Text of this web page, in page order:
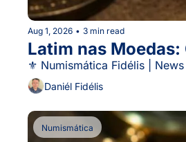
Aug 1, 2026 • 3 min read
Latim nas
⚜ Numismática Fidélis |
Daniél Fidélis
Numismática